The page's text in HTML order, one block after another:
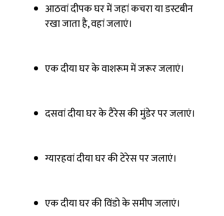
आठवां दीपक घर में जहां कचरा या डस्टबीन
रखा जाता है, वहां जलाएं।
एक दीया घर के वाशरूम में जरूर जलाएं।
दसवां दीया घर के टैरेस की मुंडेर पर जलाएं।
ग्यारहवां दीया घर की टेरेस पर जलाएं।
एक दीया घर की विंडो के समीप जलाएं।